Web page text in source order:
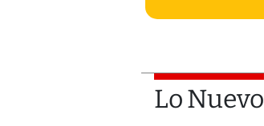
Lo Nuevo